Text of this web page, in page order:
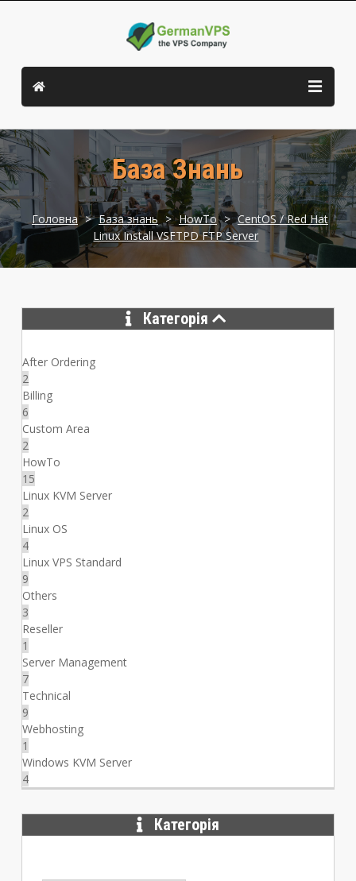
База Знань
Головна > База знань > HowTo > CentOS / Red Hat
Linux Install VSFTPD FTP Server
Категорія
After Ordering
2
Billing
6
Custom Area
2
HowTo
15
Linux KVM Server
2
Linux OS
4
Linux VPS Standard
9
Others
3
Reseller
1
Server Management
7
Technical
9
Webhosting
1
Windows KVM Server
4
Категорія